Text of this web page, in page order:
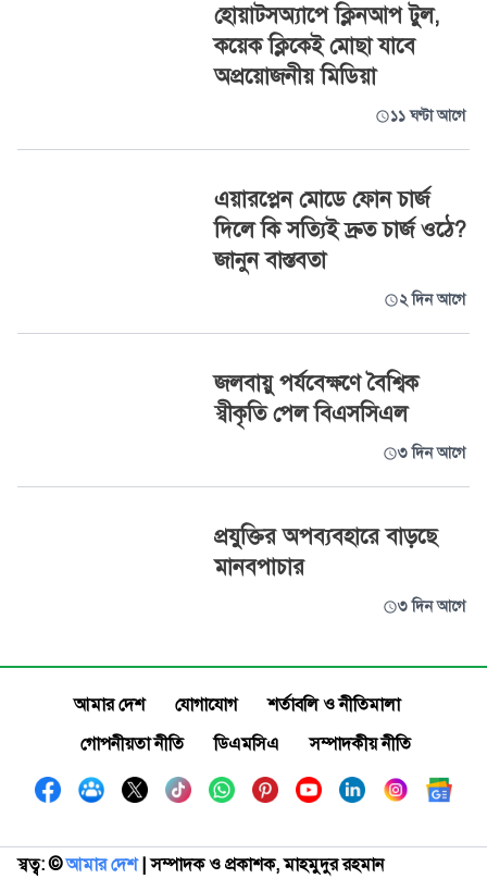
হোয়াটসঅ্যাপে ক্লিনআপ টুল,
কয়েক ক্লিকেই মোছা যাবে
অপ্রয়োজনীয় মিডিয়া
১১ ঘণ্টা আগে
এয়ারপ্লেন মোডে ফোন চার্জ
দিলে কি সত্যিই দ্রুত চার্জ ওঠে?
জানুন বাস্তবতা
২ দিন আগে
জলবায়ু পর্যবেক্ষণে বৈশ্বিক
স্বীকৃতি পেল বিএসসিএল
৩ দিন আগে
প্রযুক্তির অপব্যবহারে বাড়ছে
মানবপাচার
৩ দিন আগে
আমার দেশ যোগাযোগ
শর্তাবলি ও নীতিমালা
গোপনীয়তা নীতি
ডিএমসিএ সম্পাদকীয় নীতি
স্বত্ব: ©️আমার দেশ| সম্পাদক ও প্রকাশক, মাহমুদুর রহমান